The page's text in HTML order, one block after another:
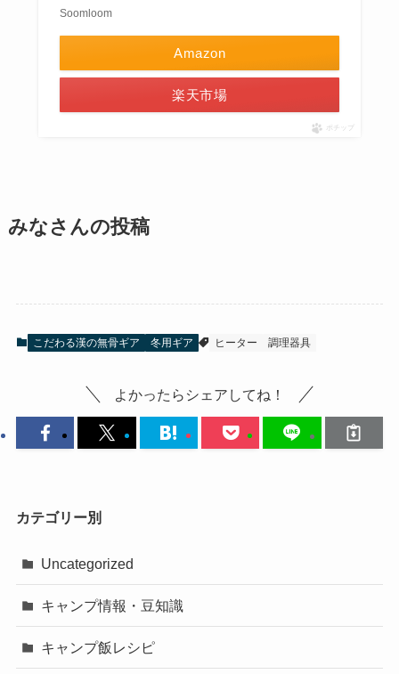
Soomloom
Amazon
楽天市場
ポチップ
みなさんの投稿
こだわる漢の無骨ギア 冬用ギア ヒーター 調理器具
よかったらシェアしてね！
カテゴリー別
Uncategorized
キャンプ情報・豆知識
キャンプ飯レシピ